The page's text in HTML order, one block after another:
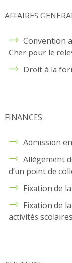
AFFAIRES
Convention
Cher pour le
Droit à la
FINANCES
Admission
Allègement
d’un point de
Fixation de
Fixation de
activités scolaires